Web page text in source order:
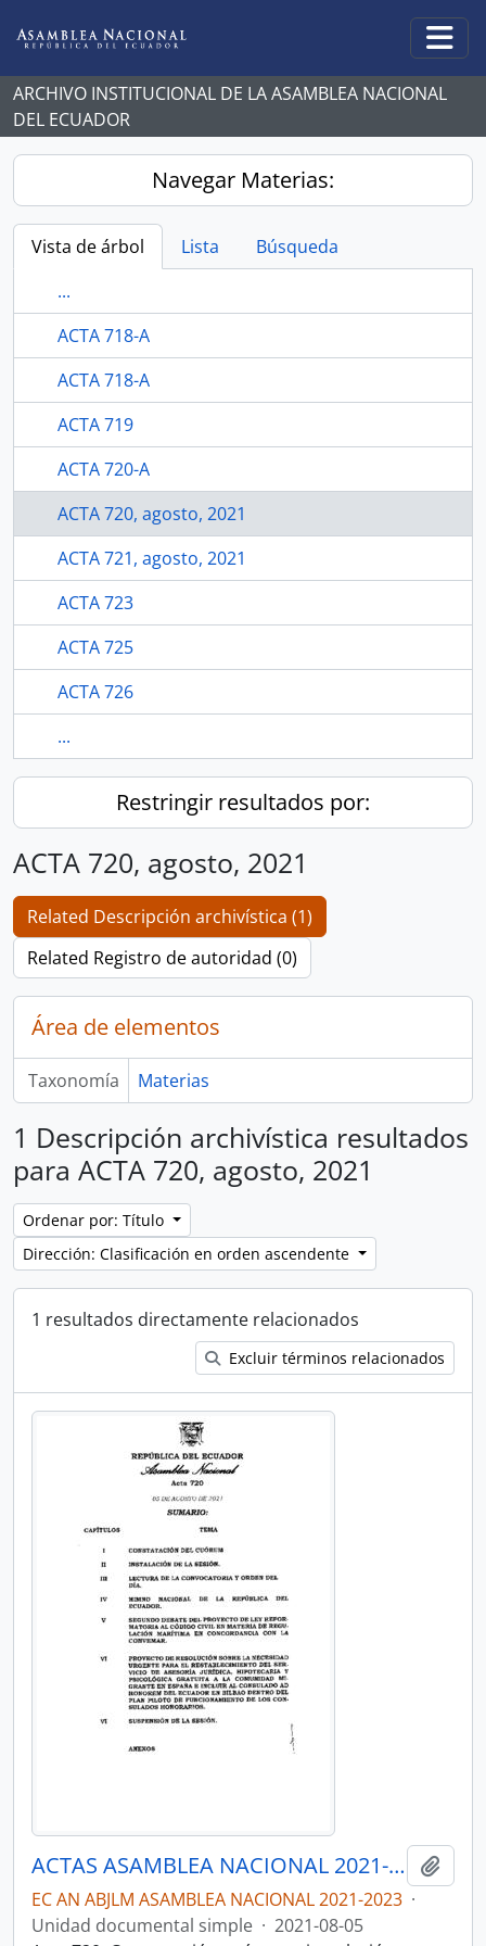
ARCHIVO INSTITUCIONAL DE LA ASAMBLEA NACIONAL
DEL ECUADOR
Navegar Materias:
Vista de árbol Lista
Búsqueda
...
ACTA 718-A
ACTA 718-A
ACTA 719
ACTA 720-A
ACTA 720, agosto, 2021
ACTA 721, agosto, 2021
ACTA 723
ACTA 725
ACTA 726
...
Restringir resultados por:
ACTA 720, agosto, 2021
Related Descripción archivística (1)
Related Registro de autoridad (0)
Área de elementos
Taxonomía Materias
1 Descripción archivística resultados
para ACTA 720, agosto, 2021
Ordenar por: Título
Dirección: Clasificación en orden ascendente
1 resultados directamente relacionados
Excluir términos relacionados
ACTAS ASAMBLEA NACIONAL 2021-2023
EC AN ABJLM ASAMBLEA NACIONAL 2021-2023 ·
Unidad documental simple · 2021-08-05